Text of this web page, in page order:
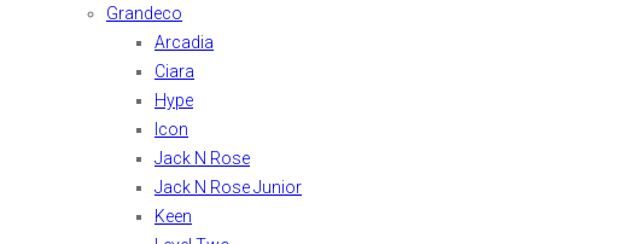
Grandeco
Arcadia
Ciara
Hype
Icon
Jack N Rose
Jack N Rose Junior
Keen